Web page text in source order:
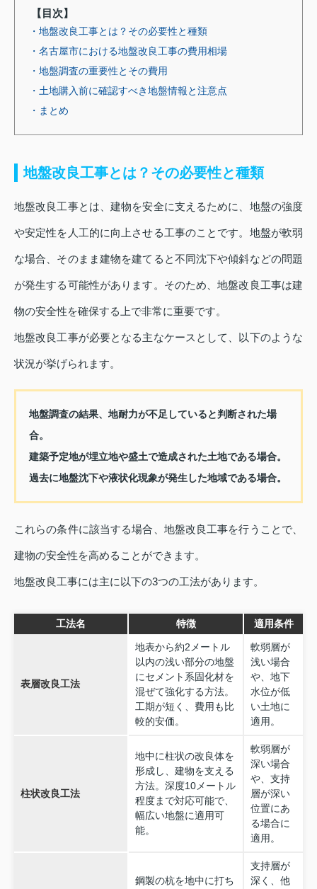
【目次】
・地盤改良工事とは？その必要性と種類
・名古屋市における地盤改良工事の費用相場
・地盤調査の重要性とその費用
・土地購入前に確認すべき地盤情報と注意点
・まとめ
地盤改良工事とは？その必要性と種類
地盤改良工事とは、建物を安全に支えるために、地盤の強度
や安定性を人工的に向上させる工事のことです。地盤が軟弱
な場合、そのまま建物を建てると不同沈下や傾斜などの問題
が発生する可能性があります。そのため、地盤改良工事は建
物の安全性を確保する上で非常に重要です。
地盤改良工事が必要となる主なケースとして、以下のような
状況が挙げられます。
地盤調査の結果、地耐力が不足していると判断された場
合。
建築予定地が埋立地や盛土で造成された土地である場合。
過去に地盤沈下や液状化現象が発生した地域である場合。
これらの条件に該当する場合、地盤改良工事を行うことで、
建物の安全性を高めることができます。
地盤改良工事には主に以下の3つの工法があります。
工法名 特徴 適用条件
表層改良工法
地表から約2メートル
以内の浅い部分の地盤
にセメント系固化材を
混ぜて強化する方法。
工期が短く、費用も比
較的安価。
軟弱層が
浅い場合
や、地下
水位が低
い土地に
適用。
柱状改良工法
地中に柱状の改良体を
形成し、建物を支える
方法。深度10メートル
程度まで対応可能で、
幅広い地盤に適用可
能。
軟弱層が
深い場合
や、支持
層が深い
位置にあ
る場合に
適用。
鋼製の杭を地中に打ち
支持層が
深く、他